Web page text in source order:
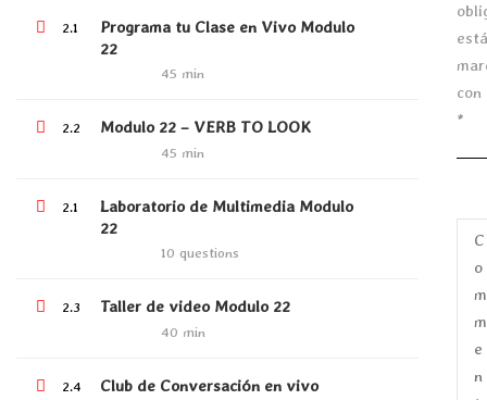
2.1
Programa tu Clase en Vivo Modulo
22
45 min
2.2 Modulo 22 – VERB TO LOOK
45 min
2.1
Laboratorio de Multimedia Modulo
22
10 questions
2.3 Taller de video Modulo 22
40 min
2.4 Club de Conversación en vivo
con
*
+573229015635